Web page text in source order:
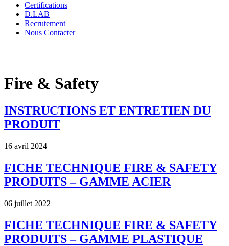
Certifications
D.LAB
Recrutement
Nous Contacter
Fire & Safety
INSTRUCTIONS ET ENTRETIEN DU
PRODUIT
16 avril 2024
FICHE TECHNIQUE FIRE & SAFETY
PRODUITS – GAMME ACIER
06 juillet 2022
FICHE TECHNIQUE FIRE & SAFETY
PRODUITS – GAMME PLASTIQUE